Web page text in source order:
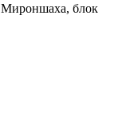
Мироншаха, блок